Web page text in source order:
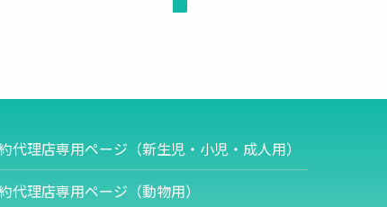
代理店専用ページ（新生児・小児・成人用）
代理店専用ページ（動物用）